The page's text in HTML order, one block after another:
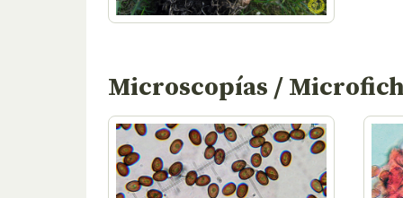
Microscopías /